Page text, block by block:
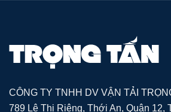
CÔNG TY TNHH DV VẬN TẢI
789 Lê Thị Riêng, Thới An, Quận 12,